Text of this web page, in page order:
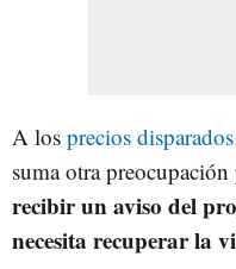
A los precios
suma otra
recibir un aviso del
necesita recuperar la